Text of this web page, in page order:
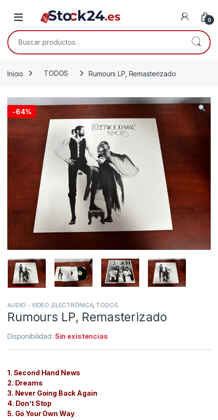
Open 0
Buscar por:
Inicio TODOS Rumours LP, Remasterizado
-64%
AUDIO - VIDEO ,ELECTRÓNICA, TODOS
Rumours LP, Remasterizado
Disponibilidad: Sin existencias
1. Second Hand News
2. Dreams
3. Never Going Back Again
4. Don’t Stop
5. Go Your Own Way